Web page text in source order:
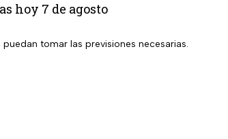
hoy 7 de agosto
tomar las previsiones necesarias.